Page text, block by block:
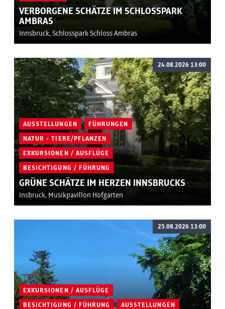
VERBORGENE SCHÄTZE IM SCHLOSSPARK
AMBRAS
Innsbruck, Schlosspark Schloss Ambras
AUSSTELLUNGEN FÜHRUNGEN
NATUR - TIERE/PFLANZEN
EXKURSIONEN / AUSFLÜGE
BESICHTIGUNG / FÜHRUNG
GRÜNE SCHÄTZE IM HERZEN INNSBRUCKS
Insbruck, Musikpavillon Hofgarten
24.08.2026 13:00
EXKURSIONEN / AUSFLÜGE
BESICHTIGUNG / FÜHRUNG AUSSTELLUNGEN
25.08.2026 13:00